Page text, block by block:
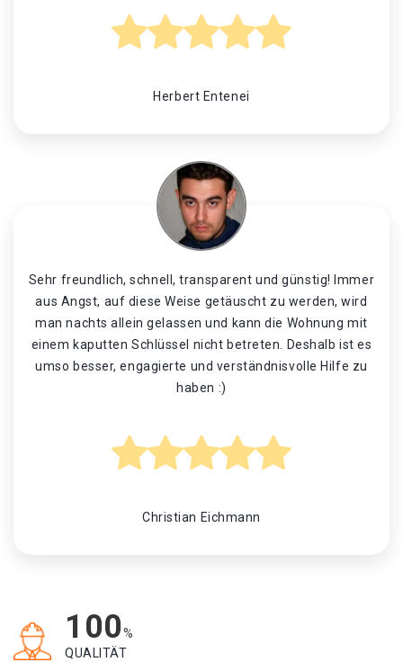
Herbert Entenei
Sehr freundlich, schnell, transparent und günstig! Immer
aus Angst, auf diese Weise getäuscht zu werden, wird
man nachts allein gelassen und kann die Wohnung mit
einem kaputten Schlüssel nicht betreten. Deshalb ist es
umso besser, engagierte und verständnisvolle Hilfe zu
haben :)
Christian Eichmann
100%
QUALITÄT